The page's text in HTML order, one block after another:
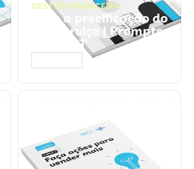
GESTÃO FINANCEIRA
Faça a precificação do
seu serviço | Prompts
ChatGPT